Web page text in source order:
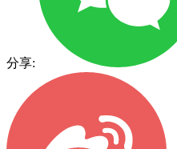
分享: